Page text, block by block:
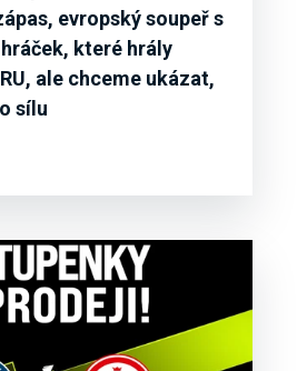
evropský soupeř s
které hrály
ale chceme ukázat,
sílu